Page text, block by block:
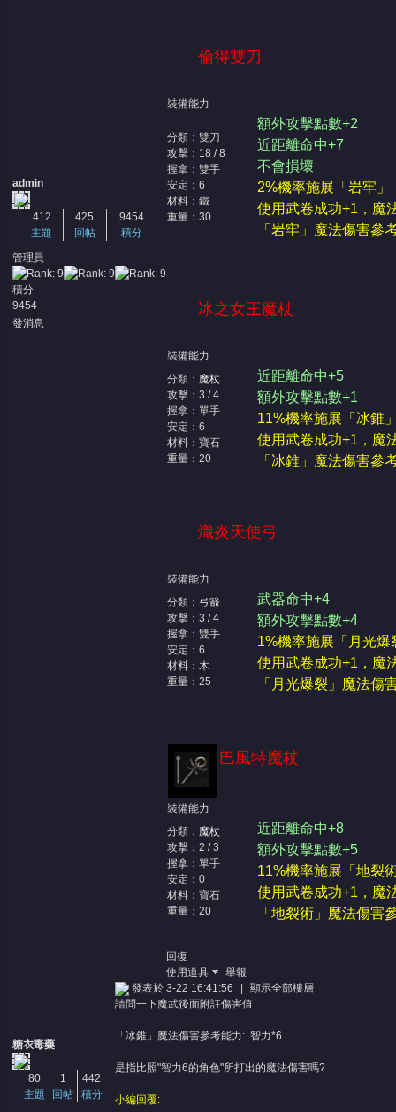
admin
412
主題
425
回帖
9454
積分
管理員
積分
9454
發消息
倫得雙刀
裝備能力
分類：雙刀
攻擊：18 / 8
握拿：雙手
安定：6
材料：鐵
重量：30
額外攻擊點數+2
近距離命中+7
不會損壞
2%機率施展「岩牢」
使用武卷成功+1，魔
「岩牢」魔法傷害參
冰之女王魔杖
裝備能力
分類： 魔杖
攻擊：3 / 4
握拿：單手
安定：6
材料：寶石
重量：20
近距離命中+5
額外攻擊點數+1
11%機率施展「冰錐
使用武卷成功+1，魔
「冰錐」魔法傷害參
熾炎天使弓
裝備能力
分類： 弓箭
攻擊：3 / 4
握拿：雙手
安定：6
材料：木
重量：25
武器命中+4
額外攻擊點數+4
1%機率施展「月光爆
使用武卷成功+1，魔
「月光爆裂」魔法傷
巴風特魔杖
裝備能力
分類： 魔杖
攻擊：2 / 3
握拿：單手
安定：0
材料：寶石
重量：20
近距離命中+8
額外攻擊點數+5
11%機率施展「地裂
使用武卷成功+1，魔
「地裂術」魔法傷害
回復
使用道具
舉報
糖衣毒藥
80
主題
1
回帖
442
積分
發表於 3-22 16:41:56
顯示全部樓層
請問一下魔武後面附註傷害值
「冰錐」魔法傷害參考能力: 智力*6
是指比照"智力6的角色"所打出的魔法傷害嗎?
小編回覆: